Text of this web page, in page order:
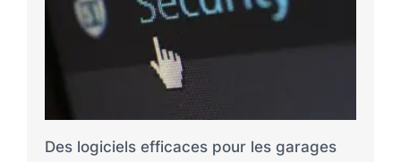
Des logiciels efficaces pour les garages